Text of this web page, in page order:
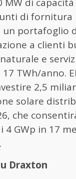
di fornitura
un portafoglio
a clienti
e
TWh/anno.
2,5
solare
che
4 GWp in 17
Draxton